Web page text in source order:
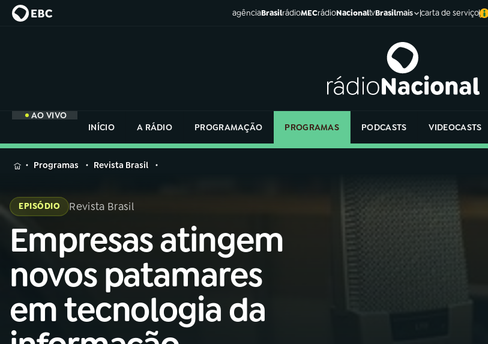
agênciaBrasilrádioMECrádioNacionaltvBrasilmais carta de serviço
AO VIVO
INÍCIO
A RÁDIO PROGRAMAÇÃO PROGRAMAS PODCASTS VIDEOCASTS
MENU
Buscar
na
Rádio
Nacional
AO VIVO
01INÍCIO
02
na
Rádio
Programas Revista Brasil
EPISÓDIO Revista Brasil
Empresas atingem
novos patamares
em tecnologia da